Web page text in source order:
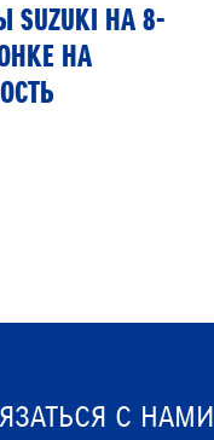
SUZUKI НА 8-
НА
С НАМИ